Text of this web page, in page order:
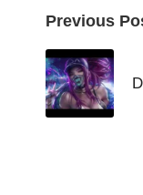
Post
Previous